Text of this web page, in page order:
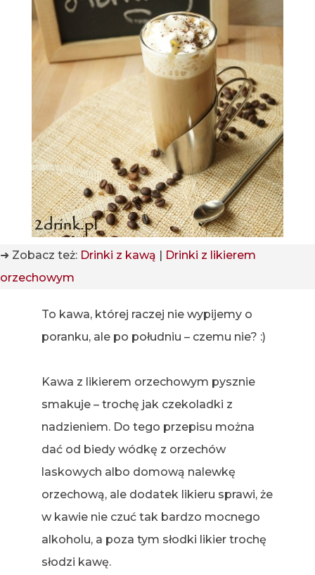
➜ Zobacz też: Drinki z kawą | Drinki z likierem
orzechowym
To kawa, której raczej nie wypijemy o
poranku, ale po południu – czemu nie? :)
Kawa z likierem orzechowym pysznie
smakuje – trochę jak czekoladki z
nadzieniem. Do tego przepisu można
dać od biedy wódkę z orzechów
laskowych albo domową nalewkę
orzechową, ale dodatek likieru sprawi, że
w kawie nie czuć tak bardzo mocnego
alkoholu, a poza tym słodki likier trochę
słodzi kawę.